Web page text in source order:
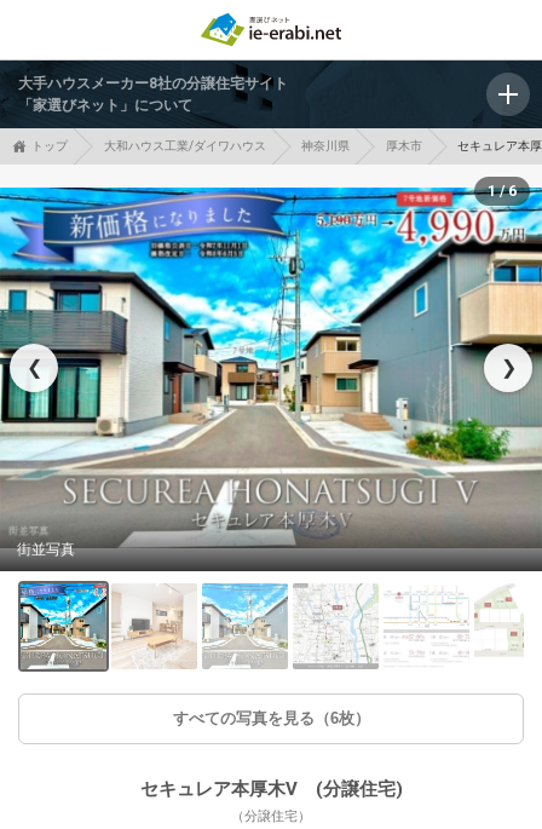
大手ハウスメーカー8社の分譲住宅サイト
「家選びネット」について
トップ 大和ハウス工業/ダイワハウス 神奈川県 厚木市 セキュレア本
❮
街並写真
❯
1 / 6
すべての写真を見る（6枚）
セキュレア本厚木V (分譲住宅)
（分譲住宅）